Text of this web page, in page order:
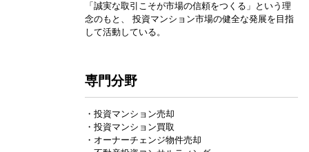
「誠実な取引こそが市場の信頼をつくる」という理
念のもと、 投資マンション市場の健全な発展を目指
して活動している。
専門分野
・投資マンション売却
・投資マンション買取
・オーナーチェンジ物件売却